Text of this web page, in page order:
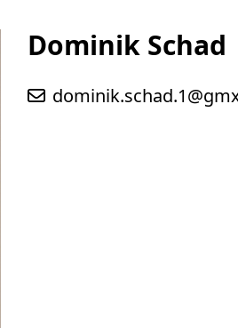
Dominik Schad